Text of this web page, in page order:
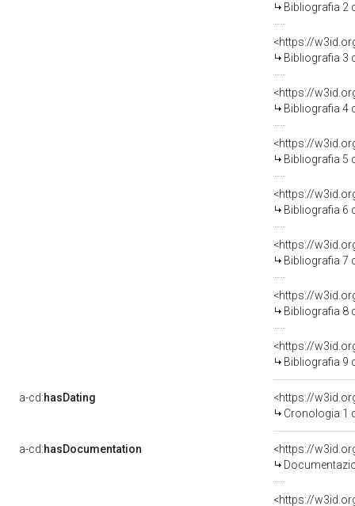
Bibliografia 2
<https://
Bibliografia 3
<https://
Bibliografia 4
<https://
Bibliografia 5
<https://
Bibliografia 6
<https://
Bibliografia 7
<https://
Bibliografia 8
<https://
Bibliografia 9
a-cd:hasDating
<https://
Cronologia 1
a-cd:hasDocumentation